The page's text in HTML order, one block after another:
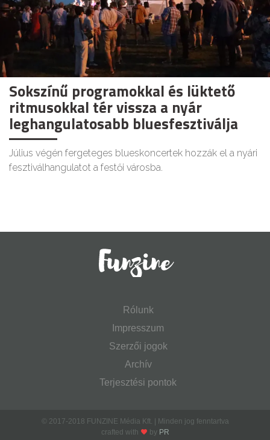
Sokszínű programokkal és lüktető
ritmusokkal tér vissza a nyár
leghangulatosabb bluesfesztiválja
Július végén fergeteges blueskoncertek hozzák el a nyári
fesztiválhangulatot a festői városba.
Rólunk
Impresszum
Szerzői jogok
Archív
Terjesztési pontok
© 2017-2018 FUNZINE Média Kft. | Minden jog fenntartva
crafted with
by PR